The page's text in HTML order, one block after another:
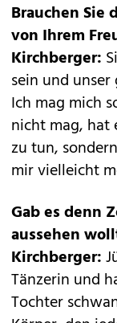
Brauchen Sie
von Ihrem
Kirchberger:
sein und unser
Ich mag mich
nicht mag, hat
zu tun,
mir vielleicht
Gab es denn
aussehen
Kirchberger:
Tänzerin und
Tochter